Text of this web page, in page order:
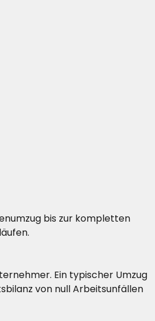
bis zur kompletten
Ein typischer Umzug
von null Arbeitsunfällen